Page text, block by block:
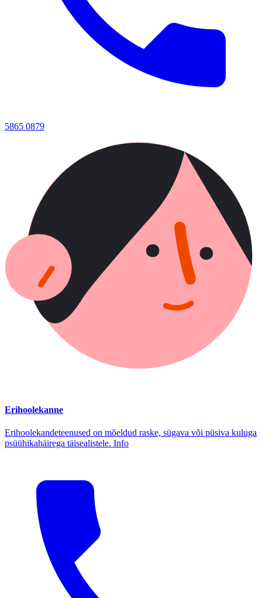
5865 0879
Erihoolekanne
Erihoolekandeteenused on mõeldud raske, sügava või püsiva kuluga
psüühikahäirega täisealistele. Info